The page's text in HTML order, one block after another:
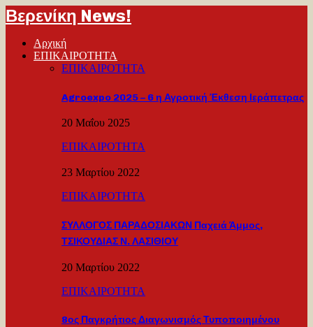
Βερενίκη News!
Αρχική
ΕΠΙΚΑΙΡΟΤΗΤΑ
ΕΠΙΚΑΙΡΟΤΗΤΑ
Agroexpo 2025 – 6 η Αγροτική Έκθεση Ιεράπετρας
20 Μαΐου 2025
ΕΠΙΚΑΙΡΟΤΗΤΑ
23 Μαρτίου 2022
ΕΠΙΚΑΙΡΟΤΗΤΑ
ΣΥΛΛΟΓΟΣ ΠΑΡΑΔΟΣΙΑΚΩΝ Παχειά Άμμος,
ΤΣΙΚΟΥΔΙΑΣ Ν. ΛΑΣΙΘΙΟΥ
20 Μαρτίου 2022
ΕΠΙΚΑΙΡΟΤΗΤΑ
8ος Παγκρήτιος Διαγωνισμός Τυποποιημένου